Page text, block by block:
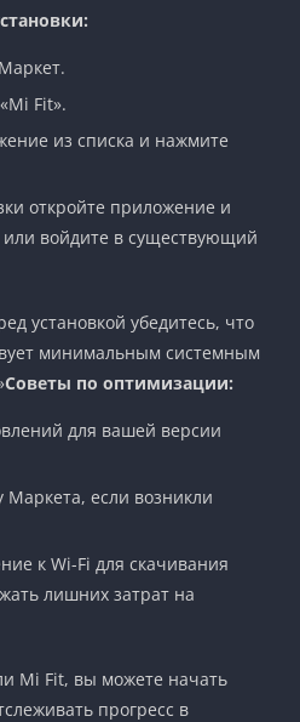
Fit».
из списка и нажмите
откройте приложение и
войдите в существующий
установкой убедитесь, что
минимальным системным
Советы по оптимизации:
для вашей версии
Маркета, если возникли
к Wi-Fi для скачивания
лишних затрат на
Mi Fit, вы можете начать
прогресс в